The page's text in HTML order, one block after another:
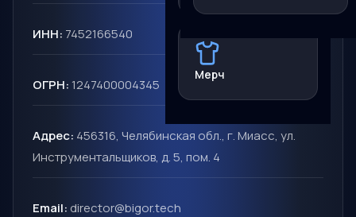
Мерч
ИНН: 7452166540
ОГРН:1247400004345
Адрес: 456316, Челябинская обл., г. Миасс, ул.
Инструментальщиков, д. 5, пом. 4
Email: director@bigor.tech